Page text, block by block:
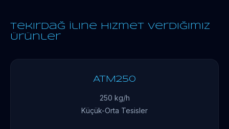
Tekirdağ İline Hizmet Verdiğimiz
Ürünler
ATM250
250 kg/h
Küçük-Orta Tesisler